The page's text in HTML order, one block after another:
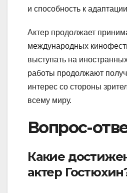
и способность к
Актер продолжает
международных
выступать на
работы продолжают
интерес со стороны
всему миру.
Вопрос-
Какие
актер